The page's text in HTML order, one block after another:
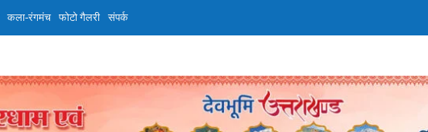
कला-रंगमंच फोटो गैलरी संपर्क